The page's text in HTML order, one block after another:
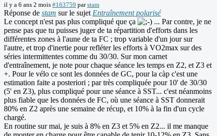
il y a 6 ans 2 mois #163759 parstam
Réponse de stam sur le sujet Entraînement polarisé
Le concept n'est pas plus compliqué que ça
... Par contre, je ne
pense pas que tu puisses juger de ta répartition d'efforts dans les
différentes zones à l'aune de ta FC ; trop variable d'un jour sur
l'autre, et trop d'inertie pour refléter les efforts à VO2max sur des
séries intermittentes comme du 30/30. Sur mon carnet
d'entraînement, je note pour chaque séance les temps en Z2, et Z3 et
+. Pour le vélo ce sont les données de GC, pour la càp c'est une
estimation faite a posteriori ; par très compliquée pour 10' de 30/30
(5' en Z3), plus compliqué pour une séance à SST... c'est néanmoins
plus fiable que les données de FC, où une séance à SST donnerait
80% en Z2 après une semaine de récup, et 10% à la fin d'un cycle
chargé.
En routine sur mai, je suis à 8% en Z3 et 5% en Z2... il me manque